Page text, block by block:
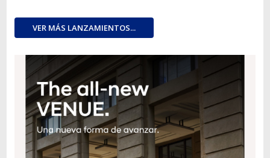
VER MÁS LANZAMIENTOS...